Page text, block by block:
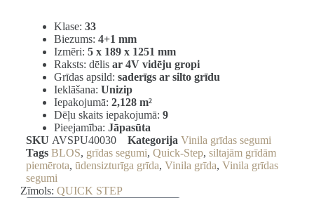
Klase: 33
Biezums: 4+1 mm
Izmēri: 5 x 189 x 1251 mm
Raksts: dēlis ar 4V vidēju gropi
Grīdas apsild: saderīgs ar silto grīdu
Ieklāšana: Unizip
Iepakojumā: 2,128 m²
Dēļu skaits iepakojumā: 9
Pieejamība: Jāpasūta
SKU AVSPU40030 Kategorija Vinila grīdas segumi
Tags BLOS, grīdas segumi, Quick-Step, siltajām grīdām
piemērota, ūdensizturīga grīda, Vinila grīda, Vinila grīdas
segumi
Zīmols: QUICK STEP